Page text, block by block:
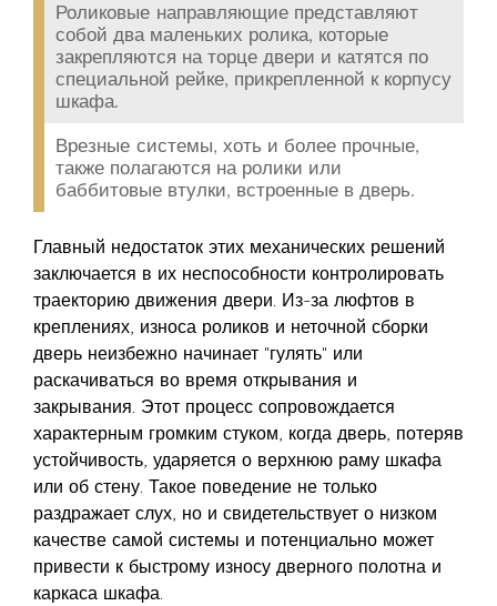
Роликовые направляющие представляют
собой два маленьких ролика, которые
закрепляются на торце двери и катятся по
специальной рейке, прикрепленной к корпусу
шкафа.
Врезные системы, хоть и более прочные,
также полагаются на ролики или
баббитовые втулки, встроенные в дверь.
Главный недостаток этих механических решений
заключается в их неспособности контролировать
траекторию движения двери. Из-за люфтов в
креплениях, износа роликов и неточной сборки
дверь неизбежно начинает "гулять" или
раскачиваться во время открывания и
закрывания. Этот процесс сопровождается
характерным громким стуком, когда дверь, потеряв
устойчивость, ударяется о верхнюю раму шкафа
или об стену. Такое поведение не только
раздражает слух, но и свидетельствует о низком
качестве самой системы и потенциально может
привести к быстрому износу дверного полотна и
каркаса шкафа.